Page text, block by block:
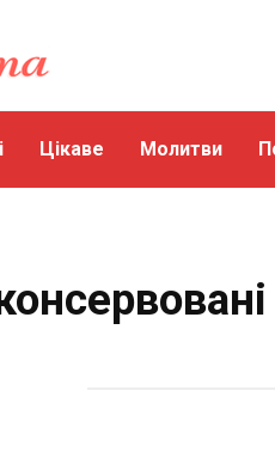
Цікаве Молитви